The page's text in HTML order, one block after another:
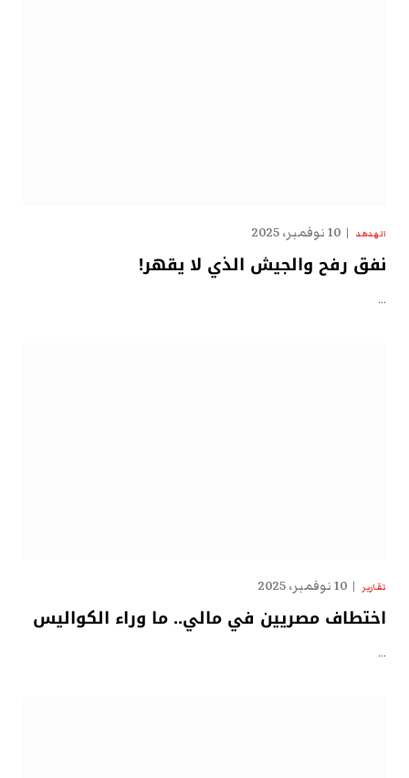
الهدهد 10 نوفمبر، 2025
نفق رفح والجيش الذي لا يقهر!
…
تقارير 10 نوفمبر، 2025
اختطاف مصريين في مالي.. ما وراء الكواليس
…